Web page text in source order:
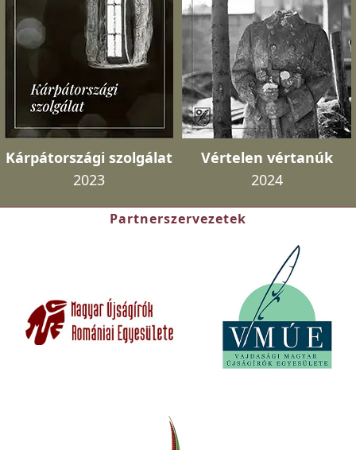
Kárpátországi szolgálat
2023
Vértelen vértanúk
2024
Partnerszervezetek